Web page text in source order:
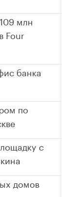
млн
Four
банка
по
с
домов